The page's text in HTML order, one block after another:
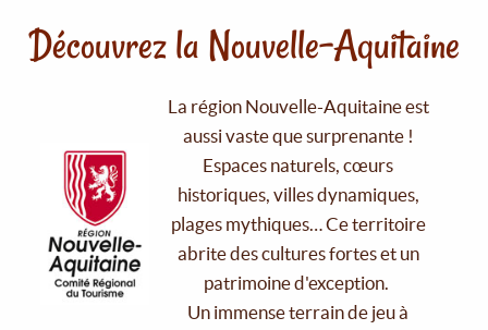
Découvrez la Nouvelle-Aquitaine
La région Nouvelle-Aquitaine est
aussi vaste que surprenante !
Espaces naturels, cœurs
historiques, villes dynamiques,
plages mythiques… Ce territoire
abrite des cultures fortes et un
patrimoine d'exception.
Un immense terrain de jeu à